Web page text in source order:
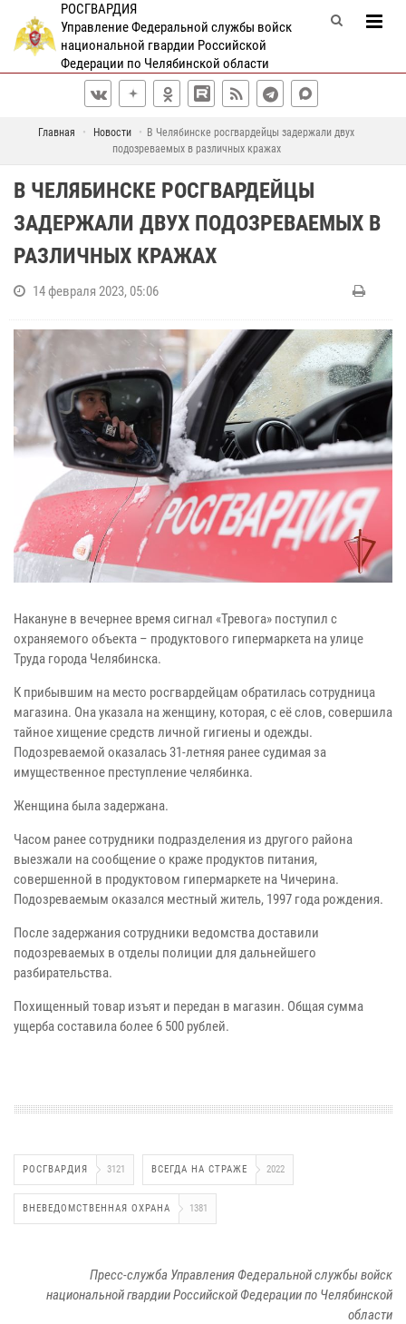
РОСГВАРДИЯ
Управление Федеральной службы войск
национальной гвардии Российской
Федерации по Челябинской области
Главная Новости
В Челябинске росгвардейцы задержали двух
подозреваемых в различных кражах
В ЧЕЛЯБИНСКЕ РОСГВАРДЕЙЦЫ
ЗАДЕРЖАЛИ ДВУХ ПОДОЗРЕВАЕМЫХ В
РАЗЛИЧНЫХ КРАЖАХ
14 февраля 2023, 05:06
Накануне в вечернее время сигнал «Тревога» поступил с
охраняемого объекта – продуктового гипермаркета на улице
Труда города Челябинска.
К прибывшим на место росгвардейцам обратилась сотрудница
магазина. Она указала на женщину, которая, с её слов, совершила
тайное хищение средств личной гигиены и одежды.
Подозреваемой оказалась 31-летняя ранее судимая за
имущественное преступление челябинка.
Женщина была задержана.
Часом ранее сотрудники подразделения из другого района
выезжали на сообщение о краже продуктов питания,
совершенной в продуктовом гипермаркете на Чичерина.
Подозреваемым оказался местный житель, 1997 года рождения.
После задержания сотрудники ведомства доставили
подозреваемых в отделы полиции для дальнейшего
разбирательства.
Похищенный товар изъят и передан в магазин. Общая сумма
ущерба составила более 6 500 рублей.
РОСГВАРДИЯ 3121 ВСЕГДА НА СТРАЖЕ 2022
ВНЕВЕДОМСТВЕННАЯ ОХРАНА 1381
Пресс-служба Управления Федеральной службы войск
национальной гвардии Российской Федерации по Челябинской
области